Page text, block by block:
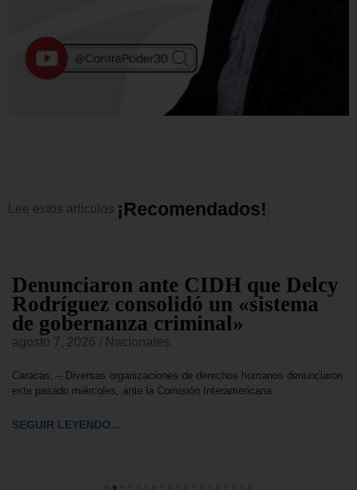
Lee estos artículos ¡Recomend ad os!
Denunciaron ante CIDH que Delcy
Rodríguez consolidó un «sistema
de gobernanza criminal»
agosto 7, 2026 Nacionales
Caracas. – Diversas organizaciones de derechos humanos denunciaron
este pasado miércoles, ante la Comisión Interamericana
SEGUIR LEYENDO...